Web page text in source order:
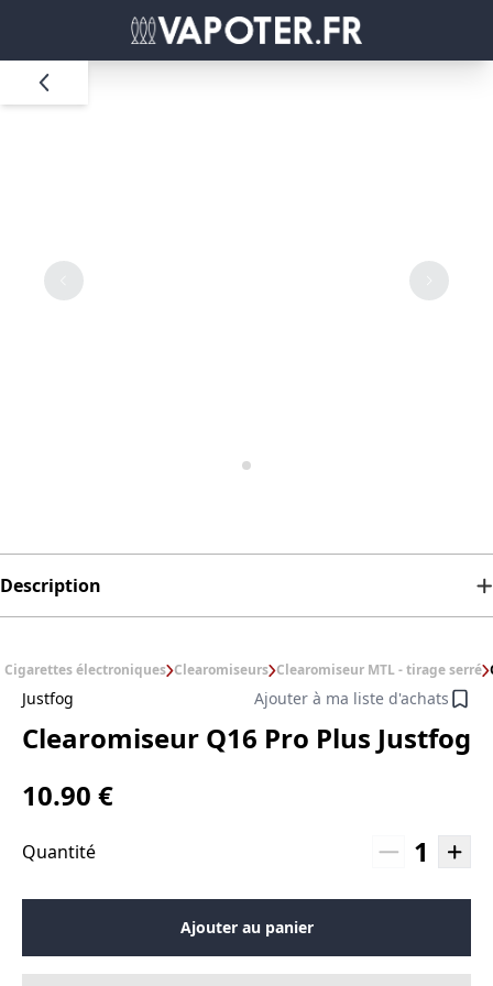
Description
Cigarettes électroniques Clearomiseurs Clearomiseur MTL - tirage serré
Justfog Ajouter à ma liste d'achats
Clearomiseur Q16 Pro Plus Justfog
10.90 €
Quantité 1
Ajouter au panier